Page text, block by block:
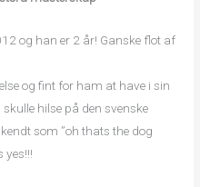
og han er 2 år! Ganske flot af
og fint for ham at have i sin
hilse på den svenske
som ”oh thats the dog
yes!!!